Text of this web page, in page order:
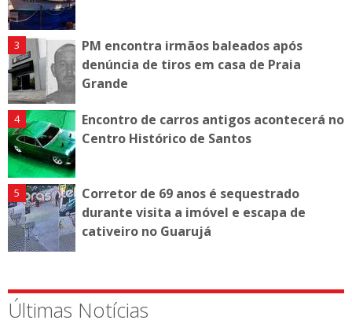
PM encontra irmãos baleados após
denúncia de tiros em casa de Praia
Grande
Encontro de carros antigos acontecerá no
Centro Histórico de Santos
Corretor de 69 anos é sequestrado
durante visita a imóvel e escapa de
cativeiro no Guarujá
Últimas Notícias